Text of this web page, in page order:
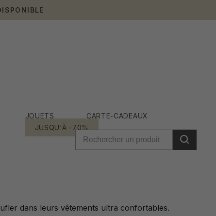
JOUETS
CARTE-CADEAUX
JUSQU'À -70%
dans leurs vêtements ultra confortables.